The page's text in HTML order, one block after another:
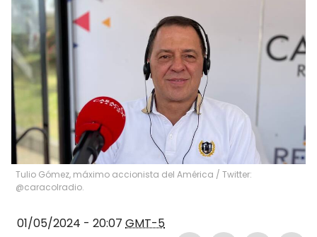
Tulio Gómez, máximo accionista del América / Twitter:
@caracolradio.
01/05/2024 - 20:07 GMT-5